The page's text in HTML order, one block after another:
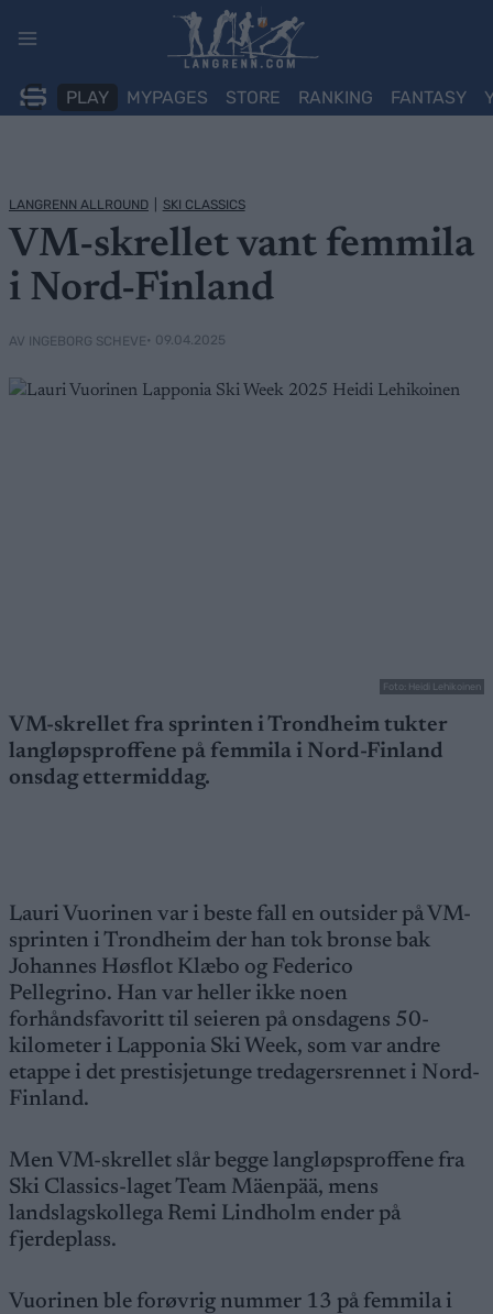
PLAY MYPAGES STORE RANKING FANTASY
LANGRENN ALLROUND SKI CLASSICS
VM-skrellet vant femmila
i Nord-Finland
AV INGEBORG SCHEVE• 09.04.2025
Foto: Heidi Lehikoinen
VM-skrellet fra sprinten i Trondheim tukter
langløpsproffene på femmila i Nord-Finland
onsdag ettermiddag.
Lauri Vuorinen var i beste fall en outsider på VM-
sprinten i Trondheim der han tok bronse bak
Johannes Høsflot Klæbo og Federico
Pellegrino. Han var heller ikke noen
forhåndsfavoritt til seieren på onsdagens 50-
kilometer i Lapponia Ski Week, som var andre
etappe i det prestisjetunge tredagersrennet i Nord-
Finland.
Men VM-skrellet slår begge langløpsproffene fra
Ski Classics-laget Team Mäenpää, mens
landslagskollega Remi Lindholm ender på
fjerdeplass.
Vuorinen ble forøvrig nummer 13 på femmila i